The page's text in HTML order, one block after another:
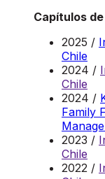
Capítulos
2025 /
Chile
2024 /
Chile
2024 /
Family
2023 /
Chile
2022 /